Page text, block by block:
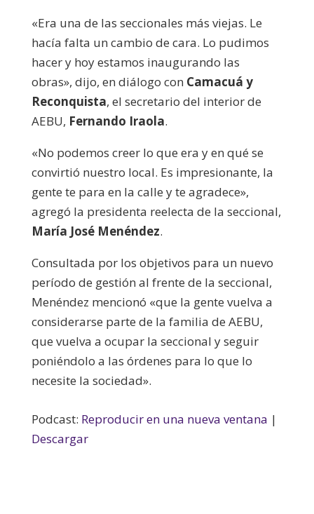
«Era una de las seccionales más viejas. Le
hacía falta un cambio de cara. Lo pudimos
hacer y hoy estamos inaugurando las
obras», dijo, en diálogo con Camacuá y
Reconquista, el secretario del interior de
AEBU, Fernando Iraola.
«No podemos creer lo que era y en qué se
convirtió nuestro local. Es impresionante, la
gente te para en la calle y te agradece»,
agregó la presidenta reelecta de la seccional,
María José Menéndez.
Consultada por los objetivos para un nuevo
período de gestión al frente de la seccional,
Menéndez mencionó «que la gente vuelva a
considerarse parte de la familia de AEBU,
que vuelva a ocupar la seccional y seguir
poniéndolo a las órdenes para lo que lo
necesite la sociedad».
Podcast: Reproducir en una nueva ventana |
Descargar